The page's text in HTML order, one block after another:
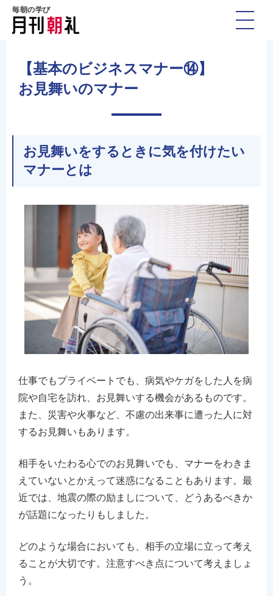
毎朝の学び
【基本のビジネスマナー⑭】
お見舞いのマナー
お見舞いをするときに気を付けたい
マナーとは
仕事でもプライベートでも、病気やケガをした人を病
院や自宅を訪れ、お見舞いする機会があるものです。
また、災害や火事など、不慮の出来事に遭った人に対
するお見舞いもあります。
相手をいたわる心でのお見舞いでも、マナーをわきま
えていないとかえって迷惑になることもあります。最
近では、地震の際の励ましについて、どうあるべきか
が話題になったりもしました。
どのような場合においても、相手の立場に立って考え
ることが大切です。注意すべき点について考えましょ
う。